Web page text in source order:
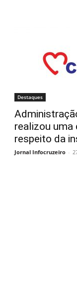
Destaques
realizou uma
respeito da
Jornal Infocruzeiro -